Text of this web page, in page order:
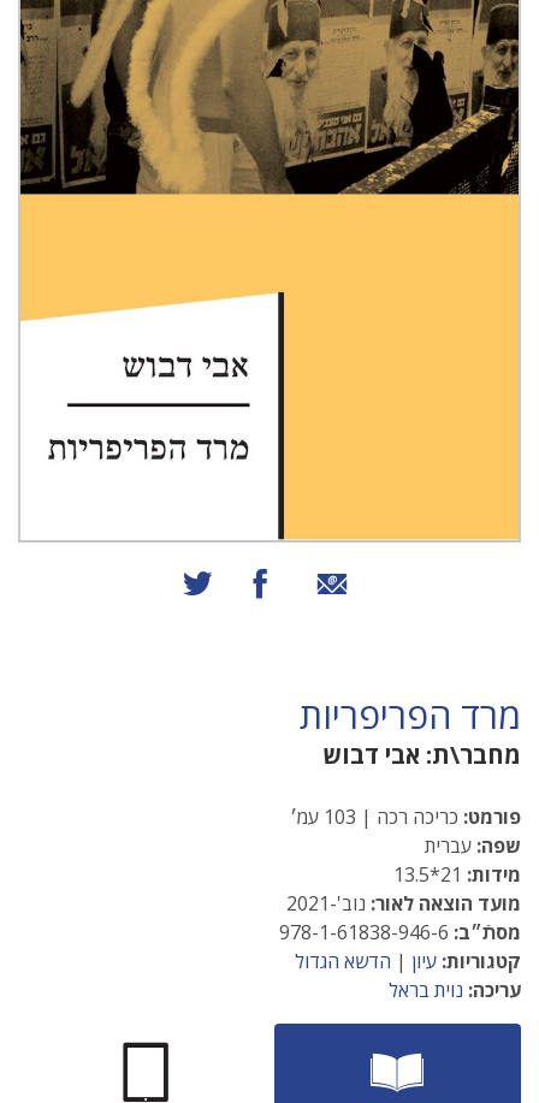
שיתוף באמצעות אימייל
שיתוף בפייסבוק
מרד הפריפריות
מחבר\ת: אבי דבוש
פורמט: כריכה רכה | 103 עמ׳
שפה: עברית
מידות:
מועד הוצאה לאור: נוב'-2021
מסתֿ״ב:
קטגוריות: עיון | הדשא הגדול
עריכה: נוית בראל